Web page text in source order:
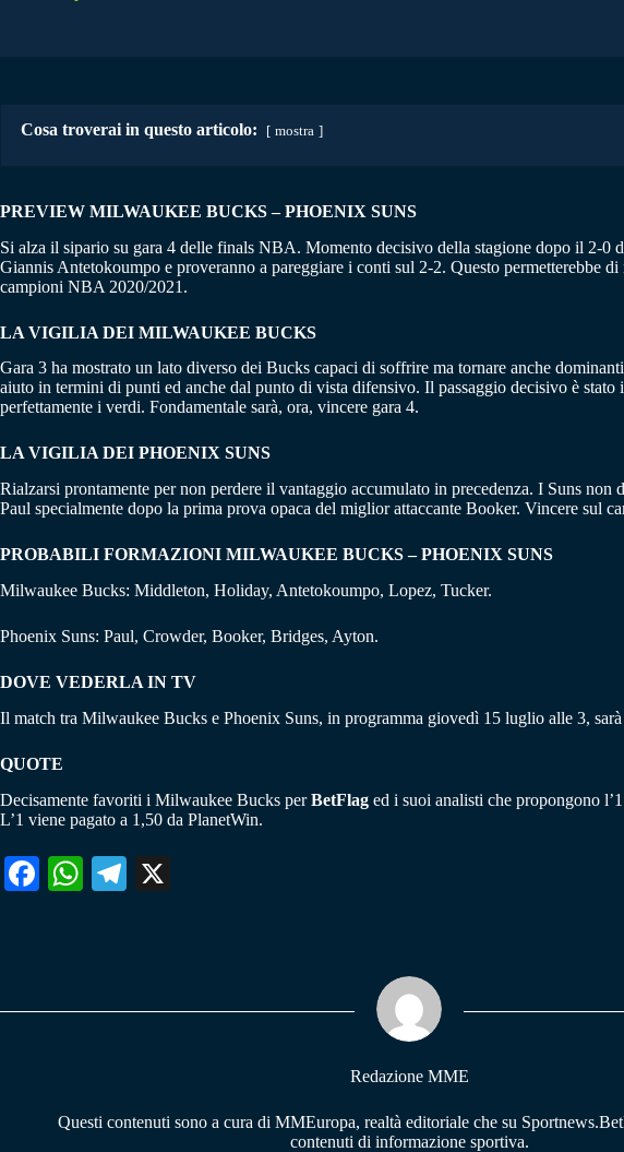
Cosa troverai in questo articolo: mostra
PREVIEW MILWAUKEE BUCKS – PHOENIX SUNS
Si alza il sipario su gara 4 delle finals NBA. Momento decisivo della stagione dopo il 2-
Giannis Antetokoumpo e proveranno a pareggiare i conti sul 2-2. Questo permetterebbe
campioni NBA 2020/2021.
LA VIGILIA DEI MILWAUKEE BUCKS
Gara 3 ha mostrato un lato diverso dei Bucks capaci di soffrire ma tornare anche
aiuto in termini di punti ed anche dal punto di vista difensivo. Il passaggio decisivo è
perfettamente i verdi. Fondamentale sarà, ora, vincere gara 4.
LA VIGILIA DEI PHOENIX SUNS
Rialzarsi prontamente per non perdere il vantaggio accumulato in precedenza. I Suns
Paul specialmente dopo la prima prova opaca del miglior attaccante Booker. Vincere sul
PROBABILI FORMAZIONI MILWAUKEE BUCKS – PHOENIX SUNS
Milwaukee Bucks: Middleton, Holiday, Antetokoumpo, Lopez, Tucker.
Phoenix Suns: Paul, Crowder, Booker, Bridges, Ayton.
DOVE VEDERLA IN TV
Il match tra Milwaukee Bucks e Phoenix Suns, in programma giovedì 15 luglio alle 3,
QUOTE
Decisamente favoriti i Milwaukee Bucks perBetFlag ed i suoi analisti che propongono
L’1 viene pagato a 1,50 da PlanetWin.
Fa W
pp
Te
m
Redazione MME
Questi contenuti sono a cura di MMEuropa, realtà editoriale che su
contenuti di informazione sportiva.